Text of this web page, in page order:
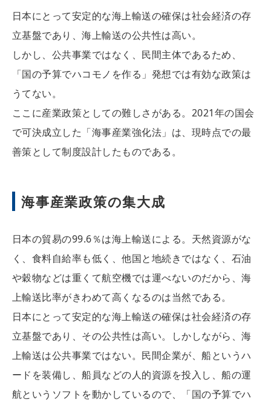
日本にとって安定的な海上輸送の確保は社会経済の存
立基盤であり、海上輸送の公共性は高い。
しかし、公共事業ではなく、民間主体であるため、
「国の予算でハコモノを作る」発想では有効な政策は
うてない。
ここに産業政策としての難しさがある。2021年の国会
で可決成立した「海事産業強化法」は、現時点での最
善策として制度設計したものである。
海事産業政策の集大成
日本の貿易の99.6％は海上輸送による。天然資源がな
く、食料自給率も低く、他国と地続きではなく、石油
や穀物などは重くて航空機では運べないのだから、海
上輸送比率がきわめて高くなるのは当然である。
日本にとって安定的な海上輸送の確保は社会経済の存
立基盤であり、その公共性は高い。しかしながら、海
上輸送は公共事業ではない。民間企業が、船というハ
ードを装備し、船員などの人的資源を投入し、船の運
航というソフトを動かしているので、「国の予算でハ